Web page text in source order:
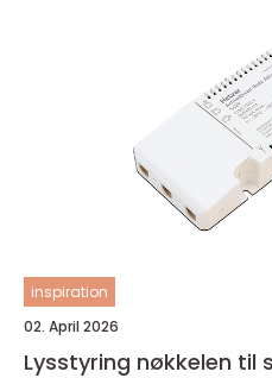
inspiration
02. April 2026
Lysstyring nøkkelen til smartere og mer